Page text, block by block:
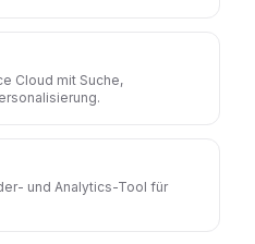
Cloud mit Suche,
und Analytics-Tool für